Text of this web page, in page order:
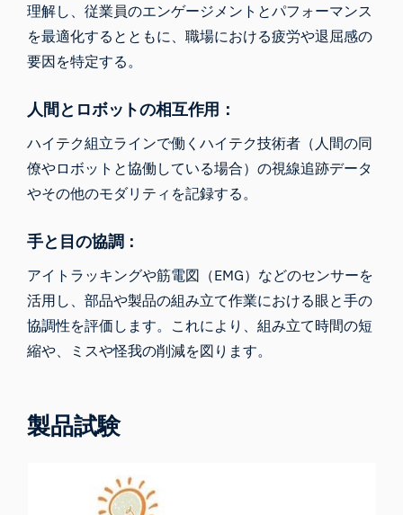
理解し、従業員のエンゲージメントとパフォーマンス
を最適化するとともに、職場における疲労や退屈感の
要因を特定する。
人間とロボットの相互作用：
ハイテク組立ラインで働くハイテク技術者（人間の同
僚やロボットと協働している場合）の視線追跡データ
やその他のモダリティを記録する。
手と目の協調：
アイトラッキングや筋電図（EMG）などのセンサーを
活用し、部品や製品の組み立て作業における眼と手の
協調性を評価します。これにより、組み立て時間の短
縮や、ミスや怪我の削減を図ります。
製品試験